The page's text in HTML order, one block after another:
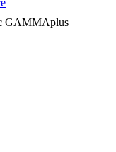
GAMMAplus